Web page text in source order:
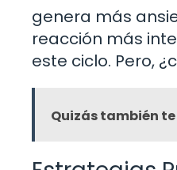
genera más
reacción más
este ciclo. Pero,
Quizás también